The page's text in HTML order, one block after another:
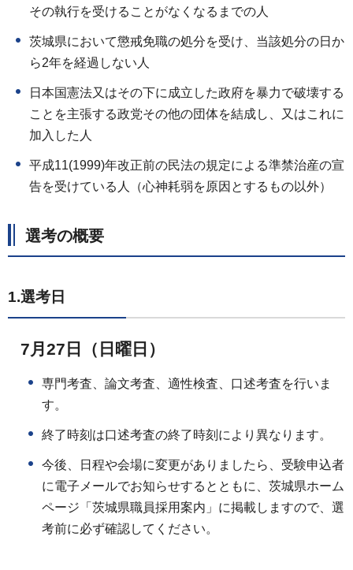
その執行を受けることがなくなるまでの人
茨城県において懲戒免職の処分を受け、当該処分の日か
ら2年を経過しない人
日本国憲法又はその下に成立した政府を暴力で破壊する
ことを主張する政党その他の団体を結成し、又はこれに
加入した人
平成11(1999)年改正前の民法の規定による準禁治産の宣
告を受けている人（心神耗弱を原因とするもの以外）
選考の概要
1.選考日
7月27日（日曜日）
専門考査、論文考査、適性検査、口述考査を行いま
す。
終了時刻は口述考査の終了時刻により異なります。
今後、日程や会場に変更がありましたら、受験申込者
に電子メールでお知らせするとともに、茨城県ホーム
ページ「茨城県職員採用案内」に掲載しますので、選
考前に必ず確認してください。